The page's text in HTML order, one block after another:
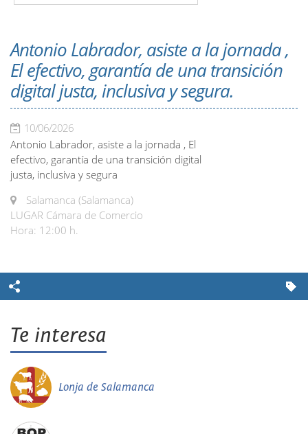
Antonio Labrador, asiste a la jornada ,
El efectivo, garantía de una transición
digital justa, inclusiva y segura.
10/06/2026
Antonio Labrador, asiste a la jornada , El
efectivo, garantía de una transición digital
justa, inclusiva y segura
Salamanca (Salamanca)
LUGAR Cámara de Comercio
Hora: 12:00 h.
Te interesa
Lonja de Salamanca